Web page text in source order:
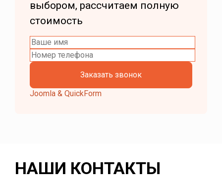
выбором, рассчитаем полную
стоимость
Joomla & QuickForm
НАШИ КОНТАКТЫ